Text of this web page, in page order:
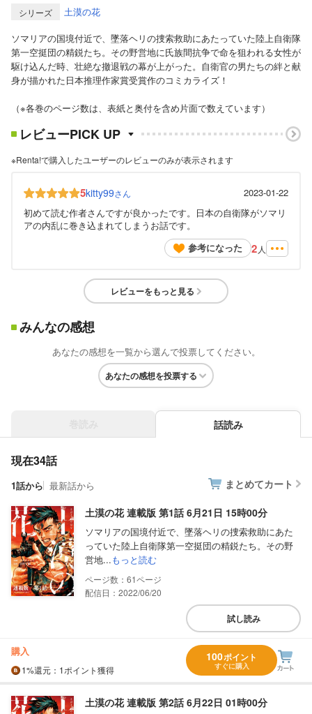
シリーズ
土漠の花
ソマリアの国境付近で、墜落ヘリの捜索救助にあたっていた陸上自衛隊
第一空挺団の精鋭たち。その野営地に氏族間抗争で命を狙われる女性が
駆け込んだ時、壮絶な撤退戦の幕が上がった。自衛官の男たちの絆と献
身が描かれた日本推理作家賞受賞作のコミカライズ！
（※各巻のページ数は、表紙と奥付を含め片面で数えています）
レビューPICK UP
※Renta!で購入したユーザーのレビューのみが表示されます
5kitty99さん
2023-01-22
初めて読む作者さんですが良かったです。日本の自衛隊がソマリ
アの内乱に巻き込まれてしまうお話です。
参考になった
2 人
レビューをもっと見る
みんなの感想
あなたの感想を一覧から選んで投票してください。
あなたの感想を投票する
話読み
現在34話
1話から 最新話から まとめてカート
土漠の花 連載版 第1話 6月21日 15時00分
ソマリアの国境付近で、墜落ヘリの捜索救助にあた
っていた陸上自衛隊第一空挺団の精鋭たち。その野
営地...もっと読む
61
配信日：2022/06/20
試し読み
購入
1%還元 ：1ポイント獲得
100ポイント
すぐに購入
土漠の花 連載版 第2話 6月22日 01時00分